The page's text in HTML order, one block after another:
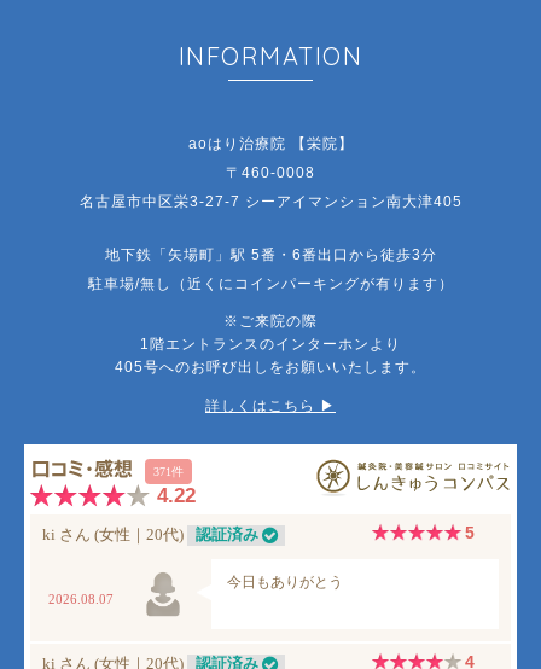
INFORMATION
aoはり治療院 【栄院】
〒460-0008
名古屋市中区栄3-27-7 シーアイマンション南大津405
地下鉄「矢場町」駅 5番・6番出口から徒歩3分
駐車場/無し（近くにコインパーキングが有ります）
※ご来院の際
1階エントランスのインターホンより
405号へのお呼び出しをお願いいたします。
詳しくはこちら ▶︎